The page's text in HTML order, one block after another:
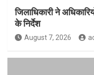
जिलाधिकारी ने
के निर्देश
August 7, 2026